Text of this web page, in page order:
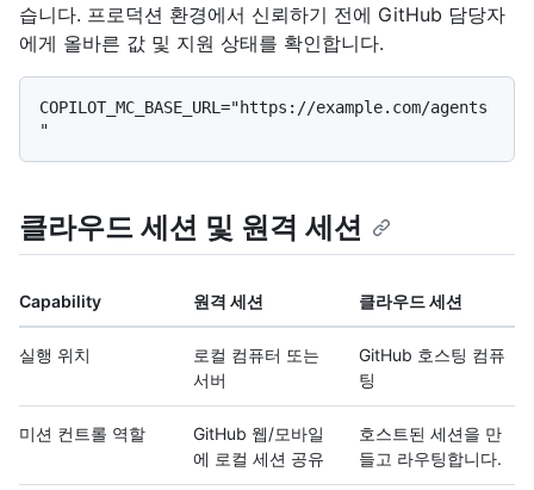
습니다. 프로덕션 환경에서 신뢰하기 전에 GitHub 담당자
에게 올바른 값 및 지원 상태를 확인합니다.
COPILOT_MC_BASE_URL="https://example.com/agents
클라우드 세션 및 원격 세션
Capability 원격 세션 클라우드 세션
실행 위치
로컬 컴퓨터 또는
서버
GitHub 호스팅 컴퓨
팅
미션 컨트롤 역할
GitHub 웹/모바일
에 로컬 세션 공유
호스트된 세션을 만
들고 라우팅합니다.